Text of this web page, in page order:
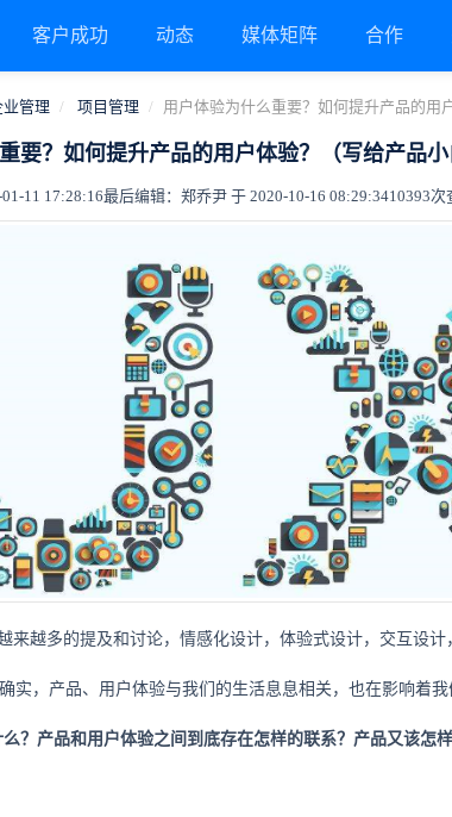
客户成功 动态 媒体矩阵 合作
业管理 项目管理 用户体验为什么重要？如何提升产品的用
要？如何提升产品的用户体验？（写给产品小
11 17:28:16最后编辑：郑乔尹 于 2020-10-16 08:29:3410393次
来越多的提及和讨论，情感化设计，体验式设计，交互设
实，产品、用户体验与我们的生活息息相关，也在影响着我
？产品和用户体验之间到底存在怎样的联系？产品又该怎